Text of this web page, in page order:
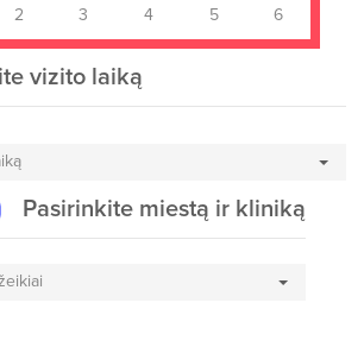
2 3 4 5 6
vizito laiką
Pasirinkite miestą ir kliniką